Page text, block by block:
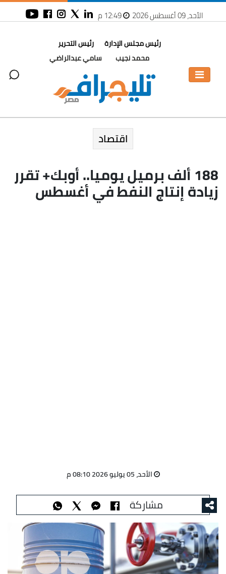
الأحد، 09 أغسطس 2026 12:49 م
رئيس مجلس الإدارة
محمد نجيب
رئيس التحرير
سامي عبدالراضي
اقتصاد
188 ألف برميل يوميا.. أوبك+ تقرر
زيادة إنتاج النفط في أغسطس
الأحد، 05 يوليو 2026 08:10 م
مشاركة